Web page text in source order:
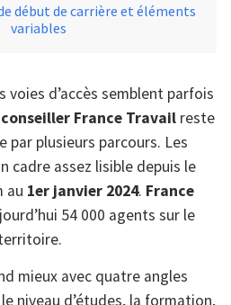
début de carrière et éléments
variables
voies d’accès semblent parfois
conseiller France Travail reste
par plusieurs parcours. Les
cadre assez lisible depuis le
au 1er janvier 2024. France
54 000 agents sur le
mieux avec quatre angles
niveau d’études, la formation,